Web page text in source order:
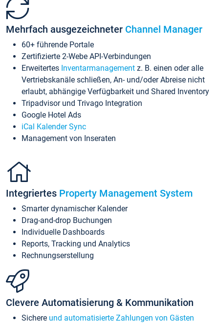
Mehrfach ausgezeichneter Channel Manager
60+ führende Portale
Zertifizierte 2-Webe API-Verbindungen
Erweitertes Inventarmanagement z. B. einen oder alle
Vertriebskanäle schließen, An- und/oder Abreise nicht
erlaubt, abhängige Verfügbarkeit und Shared Inventory
Tripadvisor und Trivago Integration
Google Hotel Ads
iCal Kalender Sync
Management von Inseraten
Integriertes Property Management System
Smarter dynamischer Kalender
Drag-and-drop Buchungen
Individuelle Dashboards
Reports, Tracking und Analytics
Rechnungserstellung
Clevere Automatisierung & Kommunikation
Sichere und automatisierte Zahlungen von Gästen